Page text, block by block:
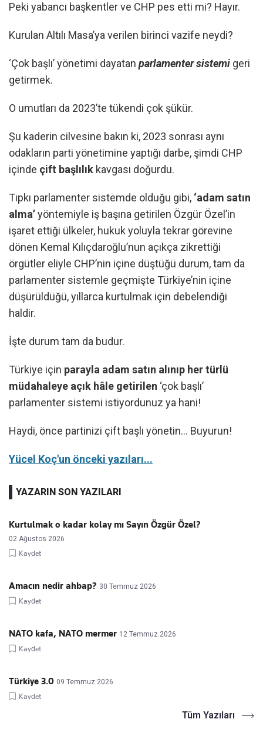
Peki yabancı başkentler ve CHP pes etti mi? Hayır.
Kurulan Altılı Masa’ya verilen birinci vazife neydi?
‘Çok başlı’ yönetimi dayatan parlamenter sistemi geri
getirmek.
O umutları da 2023’te tükendi çok şükür.
Şu kaderin cilvesine bakın ki, 2023 sonrası aynı
odakların parti yönetimine yaptığı darbe, şimdi CHP
içinde çift başlılık kavgası doğurdu.
Tıpkı parlamenter sistemde olduğu gibi, ‘adam satın
alma’yöntemiyle iş başına getirilen Özgür Özel’in
işaret ettiği ülkeler, hukuk yoluyla tekrar görevine
dönen Kemal Kılıçdaroğlu’nun açıkça zikrettiği
örgütler eliyle CHP’nin içine düştüğü durum, tam da
parlamenter sistemle geçmişte Türkiye’nin içine
düşürüldüğü, yıllarca kurtulmak için debelendiği
haldir.
İşte durum tam da budur.
Türkiye için parayla adam satın alınıp her türlü
müdahaleye açık hâle getirilen ‘çok başlı’
parlamenter sistemi istiyordunuz ya hani!
Haydi, önce partinizi çift başlı yönetin... Buyurun!
Yücel Koç'un önceki yazıları...
YAZARIN SON YAZILARI
Kurtulmak o kadar kolay mı Sayın Özgür Özel?
02 Ağustos 2026
Kaydet
Amacın nedir ahbap? 30 Temmuz 2026
Kaydet
NATO kafa, NATO mermer 12 Temmuz 2026
Kaydet
Türkiye 3.0 09 Temmuz 2026
Kaydet
Tüm Yazıları